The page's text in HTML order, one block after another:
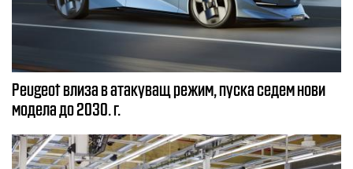
Peugeot влиза в атакуващ режим, пуска седем нови
модела до 2030. г.